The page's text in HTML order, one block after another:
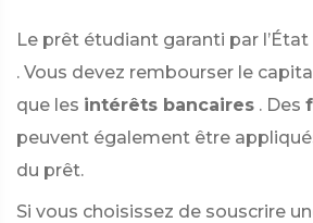
Le prêt étudiant garanti par l’État
. Vous devez rembourser le
que les intérêts bancaires . Des
peuvent également être
du prêt.
Si vous choisissez de souscrire